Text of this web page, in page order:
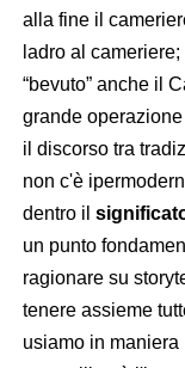
alla fine il
ladro al
“bevuto” anche il
grande operazione
il discorso tra
non c'è
dentro il
un punto
ragionare su
tenere assieme
usiamo in maniera